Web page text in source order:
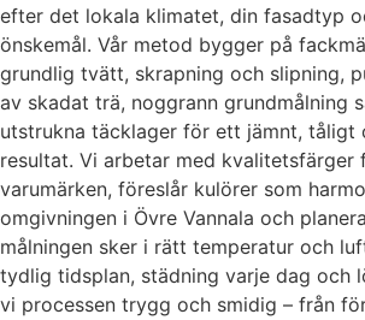
efter det lokala klimatet, din fasadtyp
önskemål. Vår metod bygger på
grundlig tvätt, skrapning och slipning,
av skadat trä, noggrann grundmålning
utstrukna täcklager för ett jämnt, tåligt
resultat. Vi arbetar med kvalitetsfärger
varumärken, föreslår kulörer som
omgivningen i Övre Vannala och
målningen sker i rätt temperatur och
tydlig tidsplan, städning varje dag och
vi processen trygg och smidig – från